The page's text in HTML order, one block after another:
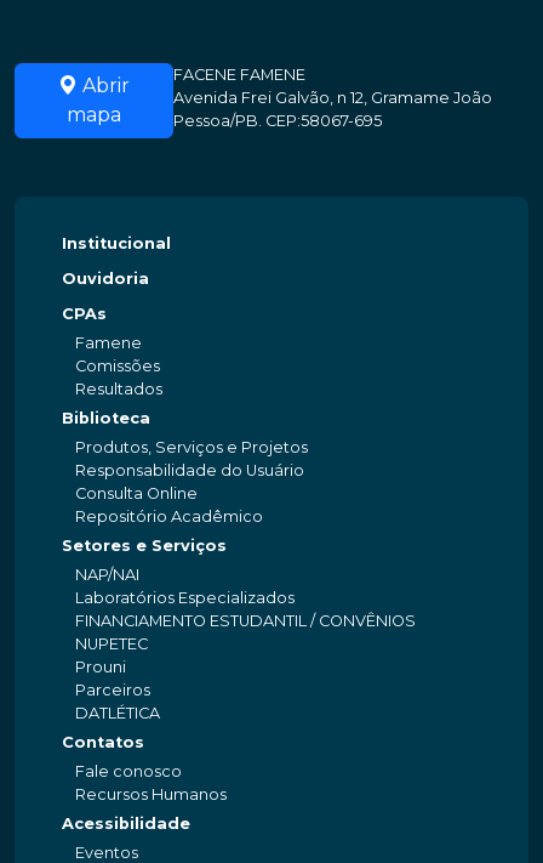
Abrir
mapa
FACENE FAMENE
Avenida Frei Galvão, n 12, Gramame João
Pessoa/PB. CEP:58067-695
Institucional
Ouvidoria
CPAs
Famene
Comissões
Resultados
Biblioteca
Produtos, Serviços e Projetos
Responsabilidade do Usuário
Consulta Online
Repositório Acadêmico
Setores e Serviços
NAP/NAI
Laboratórios Especializados
FINANCIAMENTO ESTUDANTIL / CONVÊNIOS
NUPETEC
Prouni
Parceiros
DATLÉTICA
Contatos
Fale conosco
Recursos Humanos
Acessibilidade
Eventos